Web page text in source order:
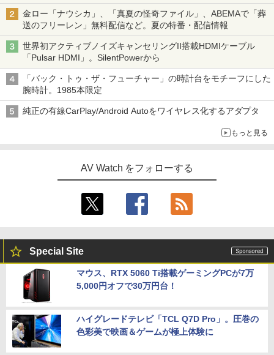
金ロー「ナウシカ」、「真夏の怪奇ファイル」、ABEMAで「葬
送のフリーレン」無料配信など。夏の特番・配信情報
世界初アクティブノイズキャンセリングII搭載HDMIケーブル
「Pulsar HDMI」。SilentPowerから
「バック・トゥ・ザ・フューチャー」の時計台をモチーフにした
腕時計。1985本限定
純正の有線CarPlay/Android Autoをワイヤレス化するアダプタ
もっと見る
AV Watch をフォローする
Special Site
マウス、RTX 5060 Ti搭載ゲーミングPCが7万
5,000円オフで30万円台！
ハイグレードテレビ「TCL Q7D Pro」。圧巻の
色彩美で映画＆ゲームが極上体験に